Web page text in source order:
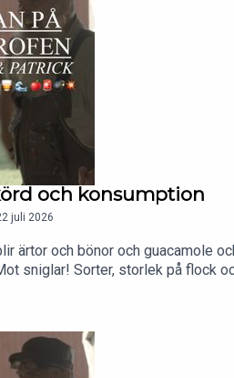
och konsumption
juli 2026
ärtor och bönor och guacamole
sniglar! Sorter, storlek på flock
själv så får du se.